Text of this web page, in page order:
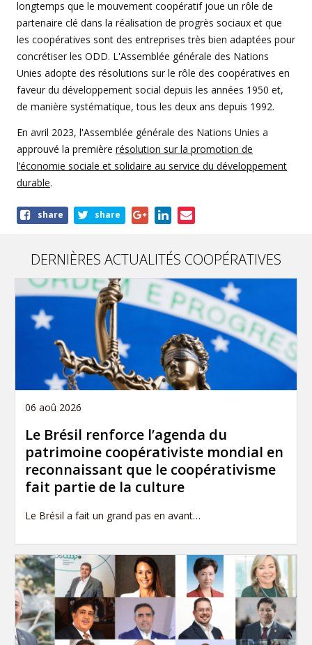
longtemps que le mouvement coopératif joue un rôle de
partenaire clé dans la réalisation de progrès sociaux et que
les coopératives sont des entreprises très bien adaptées pour
concrétiser les ODD. L'Assemblée générale des Nations
Unies adopte des résolutions sur le rôle des coopératives en
faveur du développement social depuis les années 1950 et,
de manière systématique, tous les deux ans depuis 1992.
En avril 2023, l'Assemblée générale des Nations Unies a
approuvé la première résolution sur la promotion de
l’économie sociale et solidaire au service du développement
durable.
Shareshare share
DERNIÈRES ACTUALITÉS COOPÉRATIVES
06 aoû 2026
Le Brésil renforce l’agenda du
patrimoine coopérativiste mondial en
reconnaissant que le coopérativisme
fait partie de la culture
Le Brésil a fait un grand pas en avant…